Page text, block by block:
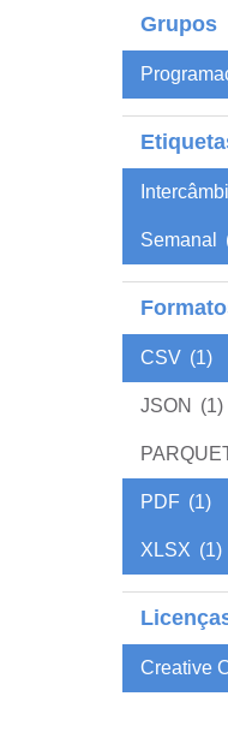
Grupos
Semanal
CSV (1)
JSON (1)
PDF (1)
XLSX (1)
Creative